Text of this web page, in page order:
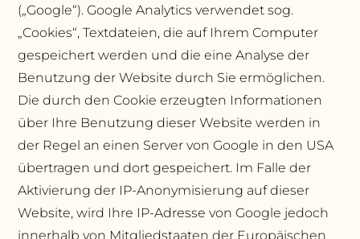
(„Google“). Google Analytics verwendet sog.
„Cookies“, Textdateien, die auf Ihrem Computer
gespeichert werden und die eine Analyse der
Benutzung der Website durch Sie ermöglichen.
Die durch den Cookie erzeugten Informationen
über Ihre Benutzung dieser Website werden in
der Regel an einen Server von Google in den USA
übertragen und dort gespeichert. Im Falle der
Aktivierung der IP-Anonymisierung auf dieser
Website, wird Ihre IP-Adresse von Google jedoch
innerhalb von Mitgliedstaaten der Europäischen